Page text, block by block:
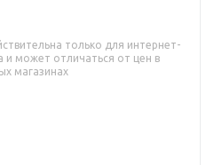
только для интернет-
и может отличаться от цен в
магазинах